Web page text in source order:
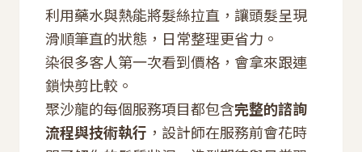
利用藥水與熱能將髮絲拉直，讓頭髮呈現
滑順筆直的狀態，日常整理更省力。
染很多客人第一次看到價格，會拿來跟連
鎖快剪比較。
聚沙龍的每個服務項目都包含完整的諮詢
流程與技術執行 ，設計師在服務前會花時